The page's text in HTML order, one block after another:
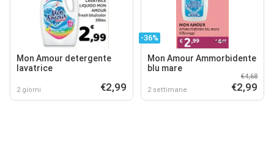
Mon Amour detergente
lavatrice
2 giorni €2,99
-36%
Mon Amour Ammorbidente
blu mare
2 settimane
€4,68
€2,99